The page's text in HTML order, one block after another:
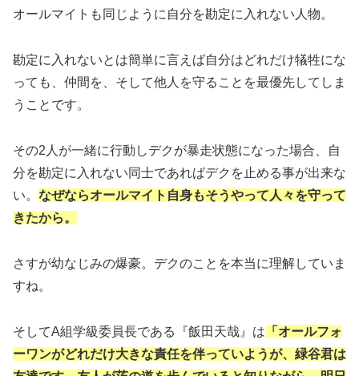
オールマイトも同じように自分を勘定に入れない人物。
勘定に入れないとは簡単に言えば自分はどれだけ犠牲にな
っても、仲間を、そして他人を守ることを最優先してしま
うことです。
その2人が一緒に行動しデクが暴走状態になった場合、自
分を勘定に入れない同士であればデクを止める事が出来な
い。 なぜならオールマイト自身もそうやって人々を守って
きたから。
さすが幼なじみの爆豪。デクのことを本当に理解していま
すね。
そしてA組学級委員長である『飯田天哉』は 「オールフォ
ーワンがどれだけ大きな責任を伴っていようが、緑谷君は